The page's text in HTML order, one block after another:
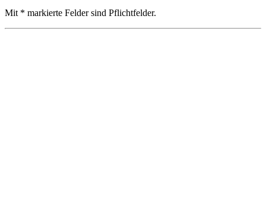
Mit * markierte Felder sind Pflichtfelder.